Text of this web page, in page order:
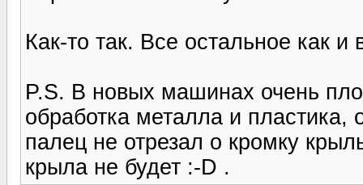
Как-то так. Все остальное как
P.S. В новых машинах очень
обработка металла и пластика,
палец не отрезал о кромку
крыла не будет :-D .